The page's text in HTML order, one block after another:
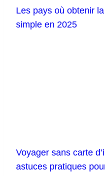
Les pays où obtenir
simple en 2025
Voyager sans carte
astuces pratiques